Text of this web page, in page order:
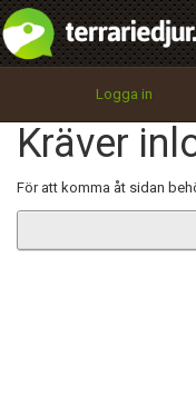
Logga in
Kräver
För att komma åt sidan
integritetspolicy
Namn:
Epost:
Begär nytt lösenord